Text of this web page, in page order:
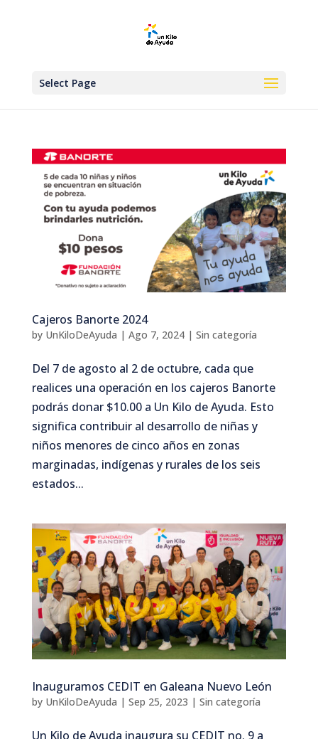
Select Page
Cajeros Banorte 2024
by UnKiloDeAyuda | Ago 7, 2024| Sin categoría
Del 7 de agosto al 2 de octubre, cada que
realices una operación en los cajeros Banorte
podrás donar $10.00 a Un Kilo de Ayuda. Esto
significa contribuir al desarrollo de niñas y
niños menores de cinco años en zonas
marginadas, indígenas y rurales de los seis
estados...
Inauguramos CEDIT en Galeana Nuevo León
by UnKiloDeAyuda | Sep 25, 2023 | Sin categoría
Un Kilo de Ayuda inaugura su CEDIT no. 9 a